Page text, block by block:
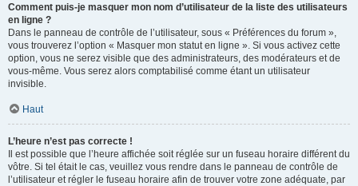
Comment puis-je masquer mon nom d’utilisateur de la liste des utilisateurs
en ligne ?
Dans le panneau de contrôle de l’utilisateur, sous « Préférences du forum »,
vous trouverez l’option « Masquer mon statut en ligne ». Si vous activez cette
option, vous ne serez visible que des administrateurs, des modérateurs et de
vous-même. Vous serez alors comptabilisé comme étant un utilisateur
invisible.
Haut
L’heure n’est pas correcte !
Il est possible que l’heure affichée soit réglée sur un fuseau horaire différent du
vôtre. Si tel était le cas, veuillez vous rendre dans le panneau de contrôle de
l’utilisateur et régler le fuseau horaire afin de trouver votre zone adéquate, par